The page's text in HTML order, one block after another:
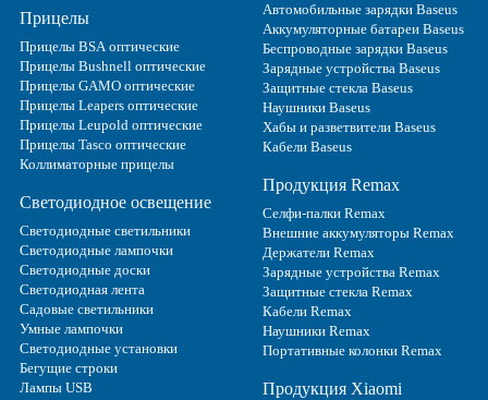
Прицелы
Прицелы BSA оптические
Прицелы Bushnell оптические
Прицелы GAMO оптические
Прицелы Leapers оптические
Прицелы Leupold оптические
Прицелы Tasco оптические
Коллиматорные прицелы
Светодиодное освещение
Светодиодные светильники
Светодиодные лампочки
Светодиодные доски
Светодиодная лента
Садовые светильники
Умные лампочки
Светодиодные установки
Бегущие строки
Лампы USB
Автомобильные зарядки Baseus
Аккумуляторные батареи Baseus
Беспроводные зарядки Baseus
Зарядные устройства Baseus
Защитные стекла Baseus
Наушники Baseus
Хабы и разветвители Baseus
Кабели Baseus
Продукция Remax
Селфи-палки Remax
Внешние аккумуляторы Remax
Держатели Remax
Зарядные устройства Remax
Защитные стекла Remax
Кабели Remax
Наушники Remax
Портативные колонки Remax
Продукция Xiaomi